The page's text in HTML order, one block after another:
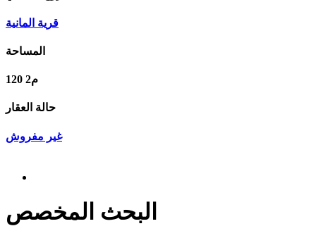
قریة المانیة
المساحة
120 م2
حالة العقار
غير مفروش
البحث المخصص